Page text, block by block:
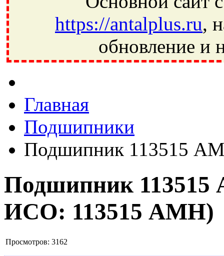
https://antalplus.ru,
обновление и
Ивантеевка, подшипники, пневматика, метизы, техника,
Главная
Подшипники
Подшипник 113515
Подшипник
ИСО: 113515 АМН)
Просмотров: 3162